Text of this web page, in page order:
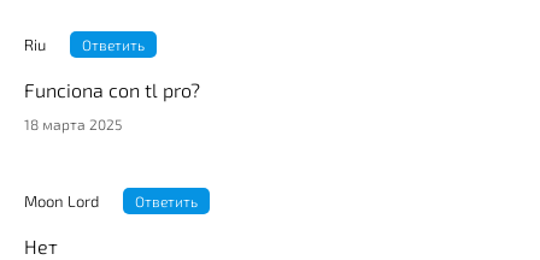
Riu Ответить
Funciona con tl pro?
18 марта 2025
Moon Lord Ответить
Нет